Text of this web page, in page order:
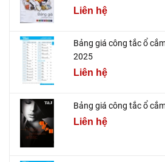
Liên hệ
Bảng giá công tắc ổ
2025
Liên hệ
Bảng giá công tắc ổ
Liên hệ